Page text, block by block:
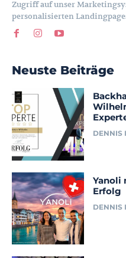
Zugriff auf unser
personalisierten
Neuste Beiträge
DENNIS
Yanoli
Erfolg
DENNIS